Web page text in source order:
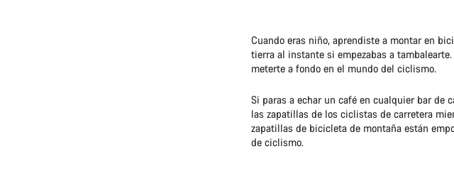
Cuando eras niño, aprendiste a montar en
tierra al instante si empezabas a
meterte a fondo en el mundo del ciclismo.
Si paras a echar un café en cualquier bar de
las zapatillas de los ciclistas de carretera
zapatillas de bicicleta de montaña están
de ciclismo.